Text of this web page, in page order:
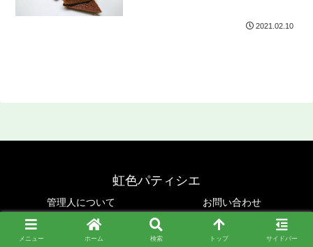
2021.02.10
虹色パティシエ
管理人について お問い合わせ
Copyright © 2019-2026 虹色パティシエ All Rights Reserved.
メニュー ホーム 検索 トップ サイドバー